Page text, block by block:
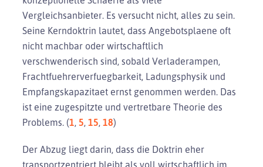
Vergleichsanbieter. Es versucht nicht, alles zu sein.
Seine Kerndoktrin lautet, dass Angebotsplaene oft
nicht machbar oder wirtschaftlich
verschwenderisch sind, sobald Verladerampen,
Frachtfuehrerverfuegbarkeit, Ladungsphysik und
Empfangskapazitaet ernst genommen werden. Das
ist eine zugespitzte und vertretbare Theorie des
Problems. (1, 5, 15, 18)
Der Abzug liegt darin, dass die Doktrin eher
transportzentriert bleibt als voll wirtschaftlich im